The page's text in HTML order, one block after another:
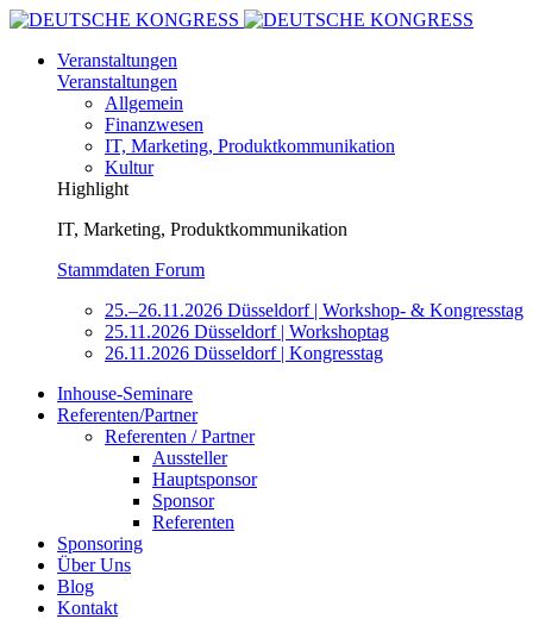
Veranstaltungen
Veranstaltungen
Allgemein
Finanzwesen
IT, Marketing, Produktkommunikation
Kultur
Highlight
IT, Marketing, Produktkommunikation
Stammdaten Forum
25.–26.11.2026 Düsseldorf | Workshop- & Kongresstag
25.11.2026 Düsseldorf | Workshoptag
26.11.2026 Düsseldorf | Kongresstag
Inhouse-Seminare
Referenten/Partner
Referenten / Partner
Aussteller
Hauptsponsor
Sponsor
Referenten
Sponsoring
Über Uns
Blog
Kontakt